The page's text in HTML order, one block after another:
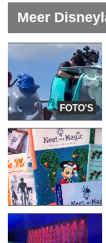
Meer
FOTO'S